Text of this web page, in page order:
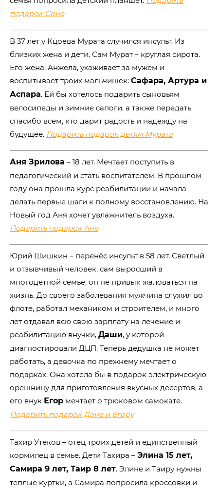
подарок Соне
В 37 лет у Кцоева Мурата случился инсульт. Из
близких жена и дети. Сам Мурат – круглая сирота.
Его жена, Анжела, ухаживает за мужем и
воспитывает троих мальчишек: Сафара, Артура и
Аспара. Ей бы хотелось подарить сыновьям
велосипеды и зимние сапоги, а также передать
спасибо всем, кто дарит радость и надежду на
будущее. Подарить подарок детям Мурата
Аня Зрилова – 18 лет. Мечтает поступить в
педагогический и стать воспитателем. В прошлом
году она прошла курс реабилитации и начала
делать первые шаги к полному восстановлению. На
Новый год Аня хочет увлажнитель воздуха.
Подарить подарок Ане
Юрий Шишкин – перенёс инсульт в 58 лет. Светлый
и отзывчивый человек, сам выросший в
многодетной семье, он не привык жаловаться на
жизнь. До своего заболевания мужчина служил во
флоте, работал механиком и строителем, и много
лет отдавал всю свою зарплату на лечение и
реабилитацию внучки, Даши, у которой
диагностировали ДЦП. Теперь дедушка не может
работать, а девочка по прежнему мечтает о
подарках. Она хотела бы в подарок электрическую
орешницу для приготовления вкусных десертов, а
его внук Егор мечтает о трюковом самокате.
Подарить подарок Дане и Егору
Тахир Утеков – отец троих детей и единственный
кормилец в семье. Дети Тахира – Элина 15 лет,
Самира 9 лет, Таир 8 лет. Элине и Таиру нужны
тёплые куртки, а Самира попросила кроссовки и